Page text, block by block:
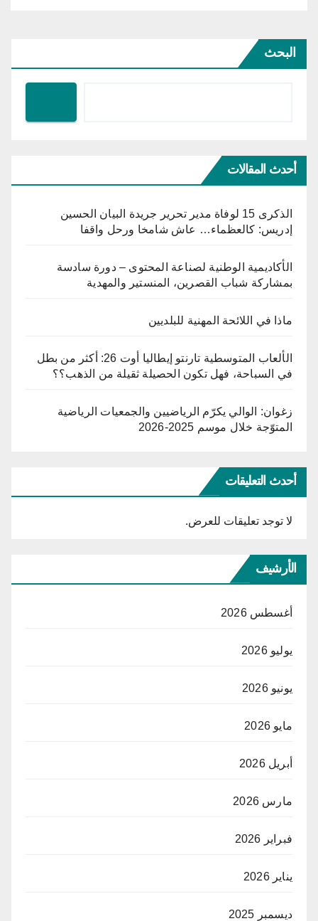
البحث
أحدث المقالات
الذكرى 15 لوفاة مدير تحرير جريدة البيان الحسين
إدريس: كالعظماء… عاش شامخا ورحل واقفا
الأكاديمية الوطنية لصناعة المحتوى – دورة سادسة
بمشاركة شباب القصرين، المنستير والمهدية
ماذا في اللائحة المهنية للبلديين
الألعاب المتوسطية تارنتو إيطاليا أوت 26: أكثر من بطل
في السباحة، فهل تكون الحصيلة ثقيلة من الذهب؟؟
زغوان: الوالي يكرّم الرياضيين والجمعيات الرياضية
المتوّجة خلال موسم 2025-2026
أحدث التعليقات
لا توجد تعليقات للعرض.
الأرشيف
أغسطس 2026
يوليو 2026
يونيو 2026
مايو 2026
أبريل 2026
مارس 2026
فبراير 2026
يناير 2026
ديسمبر 2025